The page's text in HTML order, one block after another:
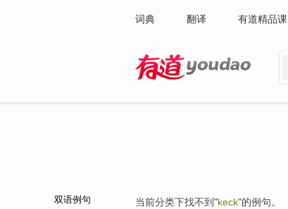
词典 翻译 有道精品课
双语例句 当前分类下找不到"keck"的例句。